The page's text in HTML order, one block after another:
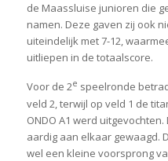
de Maassluise junioren die
namen. Deze gaven zij ook
uiteindelijk met 7-12,
uitliepen in de totaalscore.
Voor de 2e speelronde
veld 2, terwijl op veld 1 de
ONDO A1 werd
aardig aan elkaar gewaagd.
wel een kleine voorsprong